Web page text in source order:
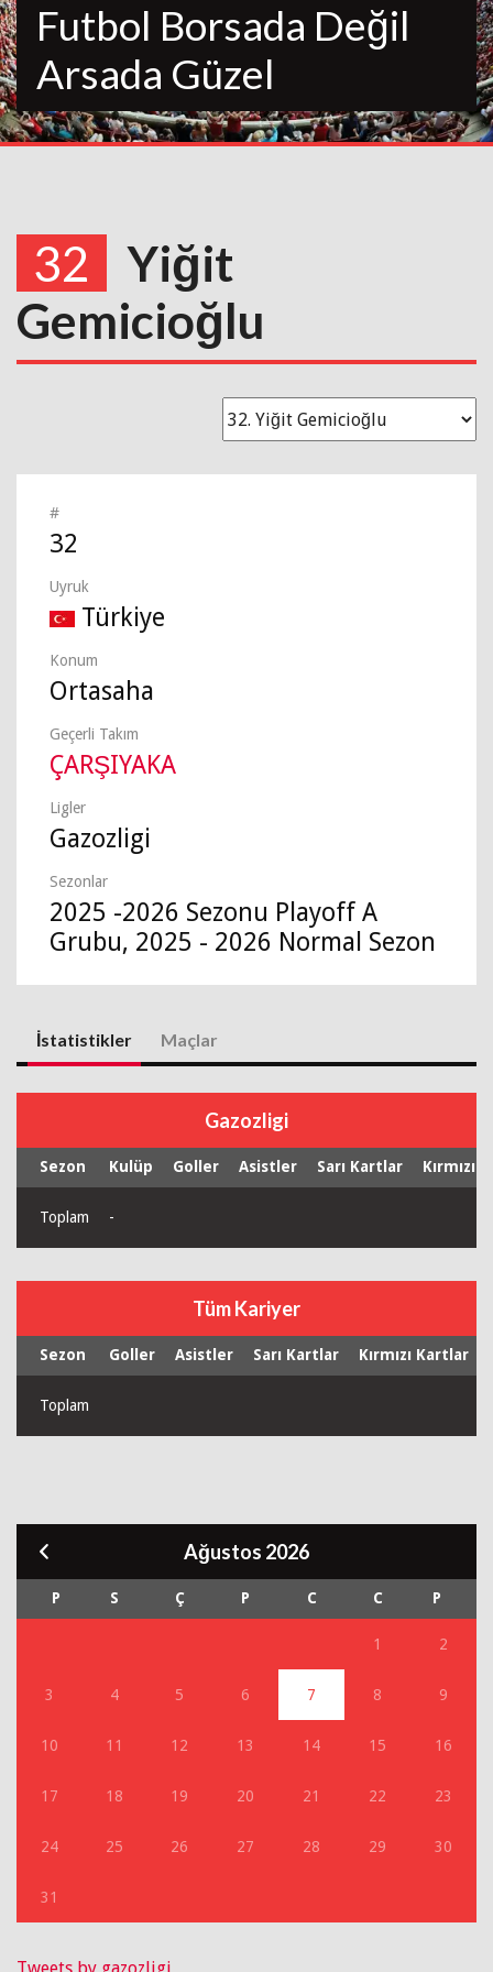
Futbol Borsada Değil
Arsada Güzel
32
Yiğit
Gemicioğlu
#
32
Uyruk
Türkiye
Konum
Ortasaha
Geçerli Takım
ÇARŞIYAKA
Ligler
Gazozligi
Sezonlar
2025 -2026 Sezonu Playoff A
Grubu, 2025 - 2026 Normal Sezon
İstatistikler Maçlar
Gazozligi
Sezon Kulüp Goller Asistler Sarı Kartlar Kırmızı
Toplam -
Tüm Kariyer
Sezon Goller Asistler Sarı Kartlar Kırmızı Kartlar
Toplam
Ağustos 2026
P S Ç P C C P
1 2
3 4 5 6 7 8 9
10 11 12 13 14 15 16
17 18 19 20 21 22 23
24 25 26 27 28 29 30
31